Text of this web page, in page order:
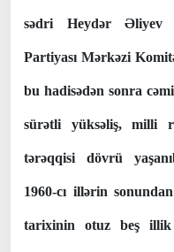
sədri Heydər Əliyev
Partiyası Mərkəzi
bu hadisədən sonra
sürətli yüksəliş, milli
tərəqqisi dövrü
1960-cı illərin
tarixinin otuz beş